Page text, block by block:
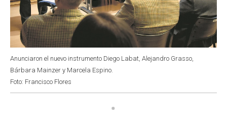
Anunciaron el nuevo instrumento Diego Labat, Alejandro Grasso,
Bárbara Mainzer y Marcela Espino.
Foto: Francisco Flores